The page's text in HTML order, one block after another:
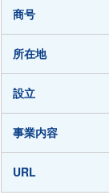
商号
所在地
設立
事業内容
URL